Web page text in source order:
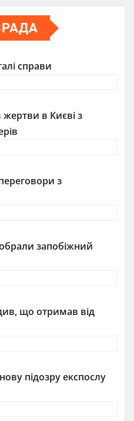
справи
в Києві з
з
запобіжний
що отримав від
підозру експослу